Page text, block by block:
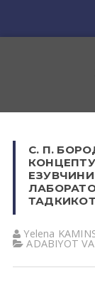
С. П.
Yelena
АDАBIYOT